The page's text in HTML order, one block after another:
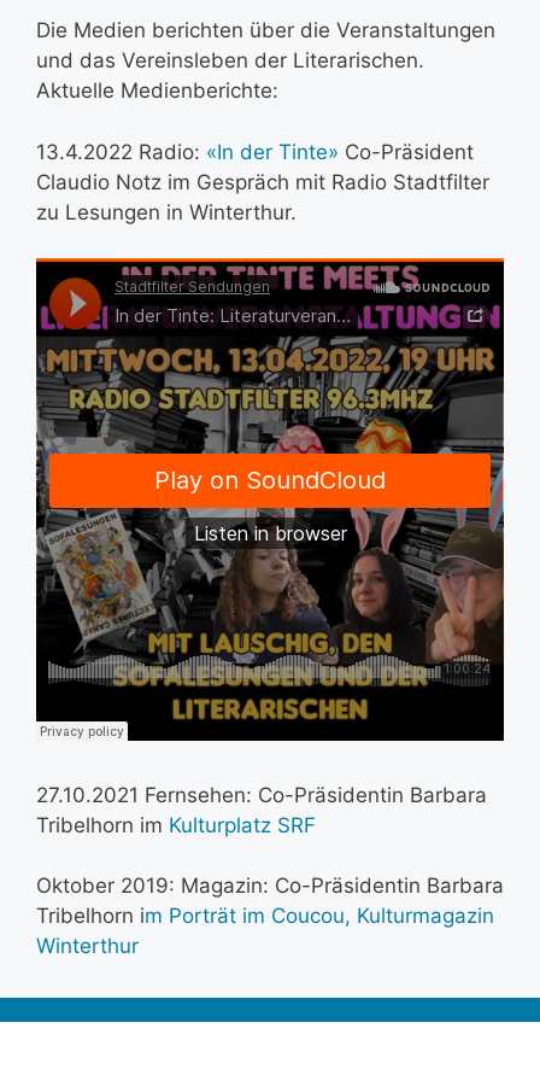
Die Medien berichten über die Veranstaltungen
und das Vereinsleben der Literarischen.
Aktuelle Medienberichte:
13.4.2022 Radio: «In der Tinte» Co-Präsident
Claudio Notz im Gespräch mit Radio Stadtfilter
zu Lesungen in Winterthur.
27.10.2021 Fernsehen: Co-Präsidentin Barbara
Tribelhorn im Kulturplatz SRF
Oktober 2019: Magazin: Co-Präsidentin Barbara
Tribelhorn im Porträt im Coucou, Kulturmagazin
Winterthur